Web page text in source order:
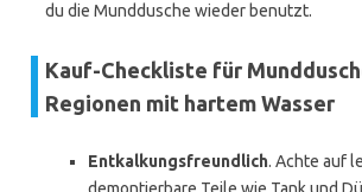
du die Munddusche wieder benutzt.
Kauf-Checkliste für
Regionen mit hartem Wasser
Entkalkungsfreundlich. Achte auf